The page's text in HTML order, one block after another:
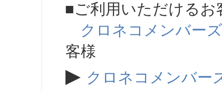
■ご利用いただけるお
クロネコメンバーズ
客様
▶ クロネコメンバー